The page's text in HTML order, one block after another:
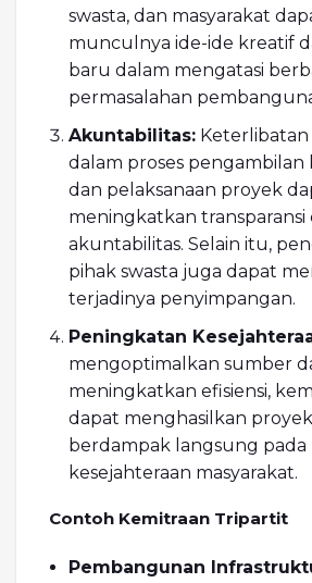
swasta, dan masyarakat
munculnya ide-ide kreatif
baru dalam mengatasi
permasalahan
Akuntabilitas: Keterlibatan
dalam proses
dan pelaksanaan proyek
meningkatkan transparansi
akuntabilitas. Selain itu,
pihak swasta juga dapat
terjadinya penyimpangan.
Peningkatan
mengoptimalkan sumber
meningkatkan efisiensi,
dapat menghasilkan
berdampak langsung
kesejahteraan masyarakat.
Contoh Kemitraan Tripartit
Pembangunan